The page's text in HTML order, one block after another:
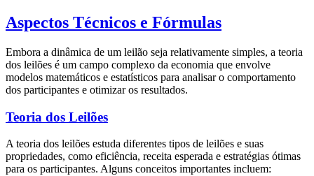
Aspectos Técnicos e Fórmulas
Embora a dinâmica de um leilão seja relativamente simples, a teoria
dos leilões é um campo complexo da economia que envolve
modelos matemáticos e estatísticos para analisar o comportamento
dos participantes e otimizar os resultados.
Teoria dos Leilões
A teoria dos leilões estuda diferentes tipos de leilões e suas
propriedades, como eficiência, receita esperada e estratégias ótimas
para os participantes. Alguns conceitos importantes incluem: